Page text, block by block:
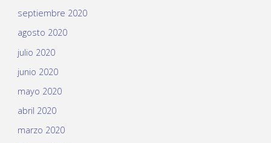
septiembre 2020
agosto 2020
julio 2020
junio 2020
mayo 2020
abril 2020
marzo 2020